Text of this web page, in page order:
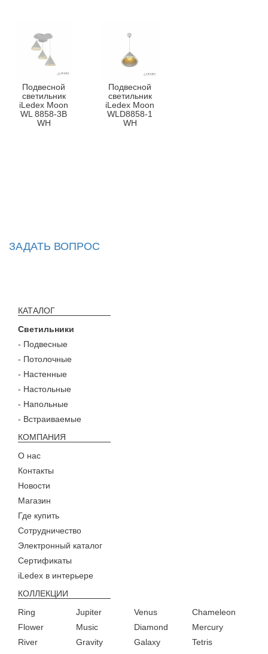
Подвесной
светильник
iLedex Moon
WL 8858-3B
WH
Подвесной
светильник
iLedex Moon
WLD8858-1
WH
ЗАДАТЬ ВОПРОС
КАТАЛОГ
Светильники
- Подвесные
- Потолочные
- Настенные
- Настольные
- Напольные
- Встраиваемые
КОМПАНИЯ
О нас
Контакты
Новости
Магазин
Где купить
Сотрудничество
Электронный каталог
Сертификаты
iLedex в интерьере
КОЛЛЕКЦИИ
Ring
Flower
Jupiter
Music
Venus
Diamond
Chameleon
Mercury
River
Gravity
Galaxy
Tetris